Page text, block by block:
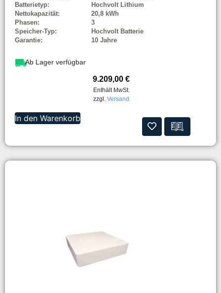
Batterietyp:
Hochvolt Lithium
Nettokapazität:
20,8 kWh
Phasen:
3
Speicher-Typ:
Hochvolt Batterie
Garantie:
10 Jahre
Ab Lager verfügbar
9.209,00 €
Enthält MwSt.
zzgl. Versand
In den Warenkorb